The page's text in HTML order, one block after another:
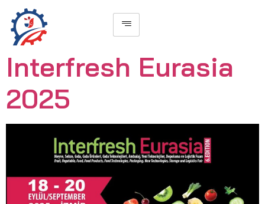
Interfresh Eurasia
2025